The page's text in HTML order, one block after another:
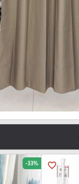
favorite_border
-33%